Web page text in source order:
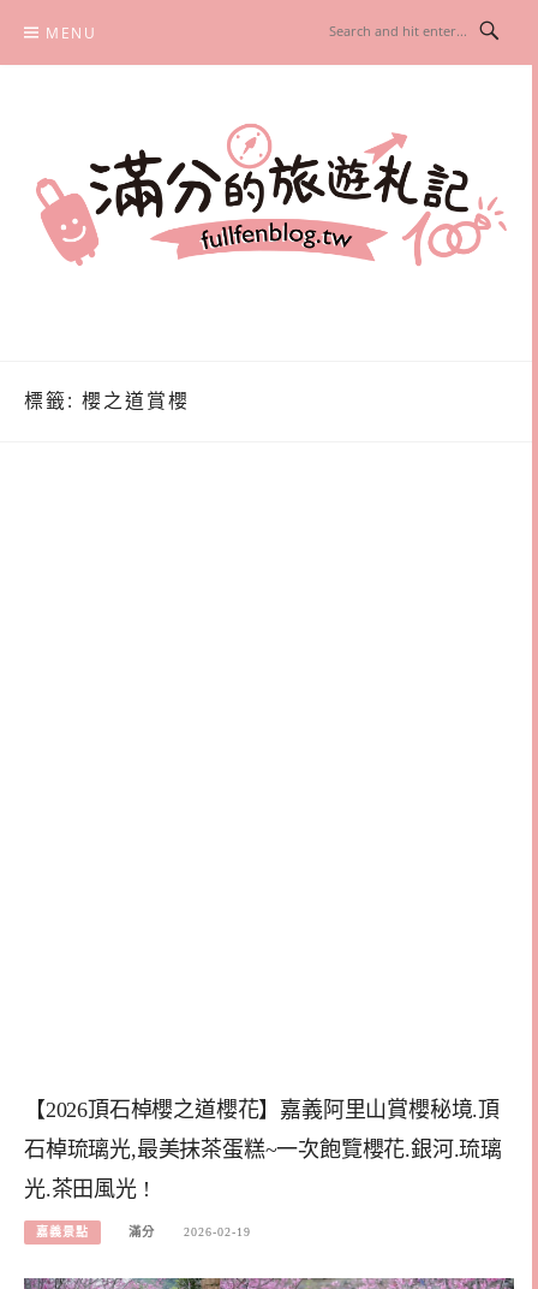
content
MENU
標籤: 櫻之道賞櫻
【2026頂石棹櫻之道櫻花】嘉義阿里山賞櫻秘境.頂
石棹琉璃光,最美抹茶蛋糕~一次飽覽櫻花.銀河.琉璃
光.茶田風光 !
嘉義景點 滿分 2026-02-19